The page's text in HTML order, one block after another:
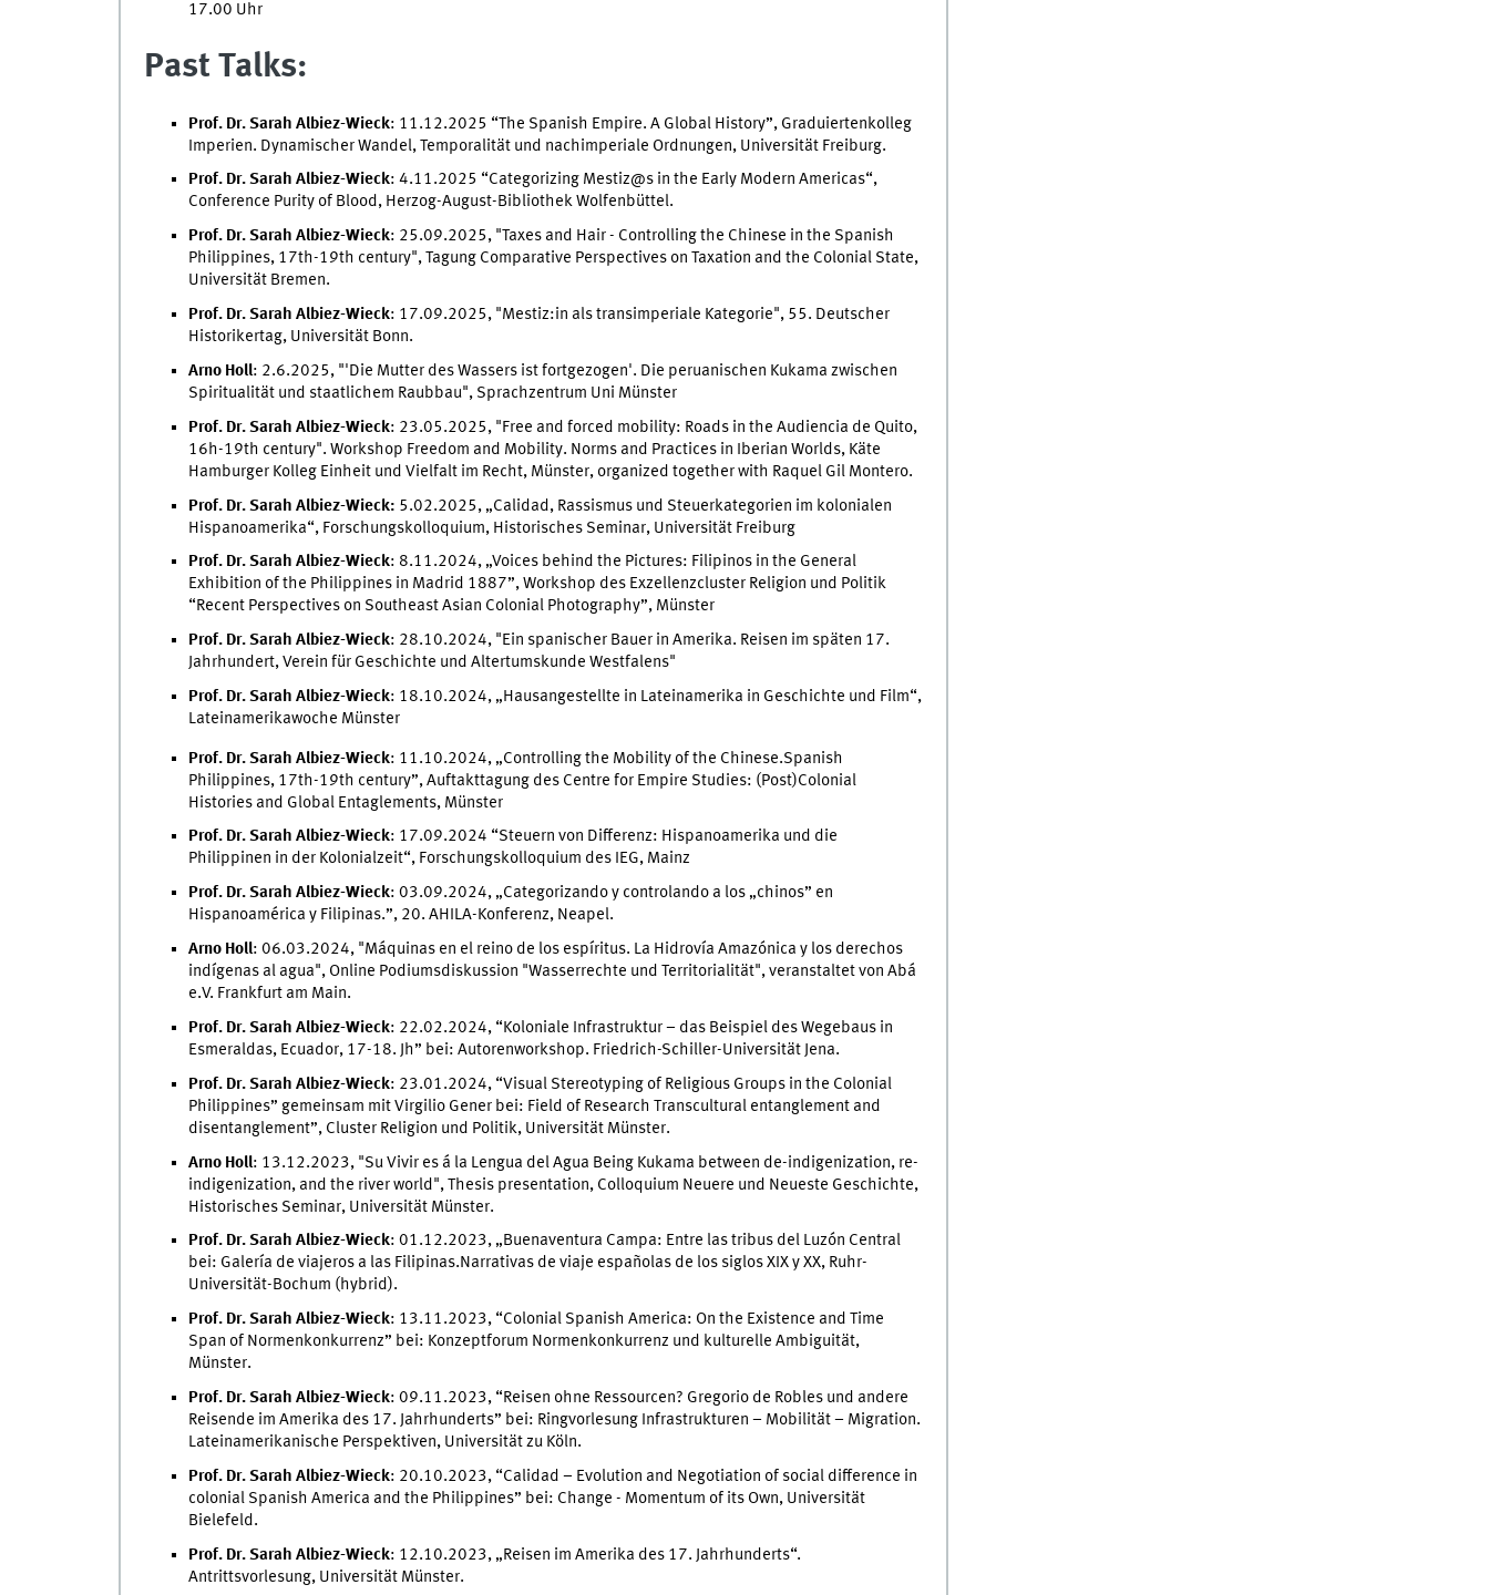
17.00 Uhr
Past Talks:
Prof. Dr. Sarah Albiez-Wieck: 11.12.2025 “The Spanish Empire. A Global History”, Graduiertenkolleg
Imperien. Dynamischer Wandel, Temporalität und nachimperiale Ordnungen, Universität Freiburg.
Prof. Dr. Sarah Albiez-Wieck: 4.11.2025 “Categorizing Mestiz@s in the Early Modern Americas“,
Conference Purity of Blood, Herzog-August-Bibliothek Wolfenbüttel.
Prof. Dr. Sarah Albiez-Wieck: 25.09.2025, "Taxes and Hair - Controlling the Chinese in the Spanish
Philippines, 17th-19th century", Tagung Comparative Perspectives on Taxation and the Colonial State,
Universität Bremen.
Prof. Dr. Sarah Albiez-Wieck: 17.09.2025, "Mestiz:in als transimperiale Kategorie", 55. Deutscher
Historikertag, Universität Bonn.
Arno Holl: 2.6.2025, "'Die Mutter des Wassers ist fortgezogen'. Die peruanischen Kukama zwischen
Spiritualität und staatlichem Raubbau", Sprachzentrum Uni Münster
Prof. Dr. Sarah Albiez-Wieck: 23.05.2025, "Free and forced mobility: Roads in the Audiencia de Quito,
16h-19th century". Workshop Freedom and Mobility. Norms and Practices in Iberian Worlds, Käte
Hamburger Kolleg Einheit und Vielfalt im Recht, Münster, organized together with Raquel Gil Montero.
Prof. Dr. Sarah Albiez-Wieck: 5.02.2025, „Calidad, Rassismus und Steuerkategorien im kolonialen
Hispanoamerika“, Forschungskolloquium, Historisches Seminar, Universität Freiburg
Prof. Dr. Sarah Albiez-Wieck: 8.11.2024, „Voices behind the Pictures: Filipinos in the General
Exhibition of the Philippines in Madrid 1887”, Workshop des Exzellenzcluster Religion und Politik
“Recent Perspectives on Southeast Asian Colonial Photography”, Münster
Prof. Dr. Sarah Albiez-Wieck: 28.10.2024, "Ein spanischer Bauer in Amerika. Reisen im späten 17.
Jahrhundert, Verein für Geschichte und Altertumskunde Westfalens"
Prof. Dr. Sarah Albiez-Wieck: 18.10.2024, „Hausangestellte in Lateinamerika in Geschichte und Film“,
Lateinamerikawoche Münster
Prof. Dr. Sarah Albiez-Wieck: 11.10.2024, „Controlling the Mobility of the Chinese.Spanish
Philippines, 17th-19th century”, Auftakttagung des Centre for Empire Studies: (Post)Colonial
Histories and Global Entaglements, Münster
Prof. Dr. Sarah Albiez-Wieck: 17.09.2024 “Steuern von Differenz: Hispanoamerika und die
Philippinen in der Kolonialzeit“, Forschungskolloquium des IEG, Mainz
Prof. Dr. Sarah Albiez-Wieck: 03.09.2024, „Categorizando y controlando a los „chinos” en
Hispanoamérica y Filipinas.”, 20. AHILA-Konferenz, Neapel.
Arno Holl: 06.03.2024, "Máquinas en el reino de los espíritus. La Hidrovía Amazónica y los derechos
indígenas al agua", Online Podiumsdiskussion "Wasserrechte und Territorialität", veranstaltet von Abá
e.V. Frankfurt am Main.
Prof. Dr. Sarah Albiez-Wieck: 22.02.2024, “Koloniale Infrastruktur – das Beispiel des Wegebaus in
Esmeraldas, Ecuador, 17-18. Jh” bei: Autorenworkshop. Friedrich-Schiller-Universität Jena.
Prof. Dr. Sarah Albiez-Wieck: 23.01.2024, “Visual Stereotyping of Religious Groups in the Colonial
Philippines” gemeinsam mit Virgilio Gener bei: Field of Research Transcultural entanglement and
disentanglement”, Cluster Religion und Politik, Universität Münster.
Arno Holl: 13.12.2023, "Su Vivir es á la Lengua del Agua Being Kukama between de-indigenization, re-
indigenization, and the river world", Thesis presentation, Colloquium Neuere und Neueste Geschichte,
Historisches Seminar, Universität Münster.
Prof. Dr. Sarah Albiez-Wieck: 01.12.2023, „Buenaventura Campa: Entre las tribus del Luzón Central
bei: Galería de viajeros a las Filipinas.Narrativas de viaje españolas de los siglos XIX y XX, Ruhr-
Universität-Bochum (hybrid).
Prof. Dr. Sarah Albiez-Wieck: 13.11.2023, “Colonial Spanish America: On the Existence and Time
Span of Normenkonkurrenz” bei: Konzeptforum Normenkonkurrenz und kulturelle Ambiguität,
Münster.
Prof. Dr. Sarah Albiez-Wieck: 09.11.2023, “Reisen ohne Ressourcen? Gregorio de Robles und andere
Reisende im Amerika des 17. Jahrhunderts” bei: Ringvorlesung Infrastrukturen – Mobilität – Migration.
Lateinamerikanische Perspektiven, Universität zu Köln.
Prof. Dr. Sarah Albiez-Wieck: 20.10.2023, “Calidad – Evolution and Negotiation of social difference in
colonial Spanish America and the Philippines” bei: Change - Momentum of its Own, Universität
Bielefeld.
Prof. Dr. Sarah Albiez-Wieck: 12.10.2023, „Reisen im Amerika des 17. Jahrhunderts“.
Antrittsvorlesung, Universität Münster.